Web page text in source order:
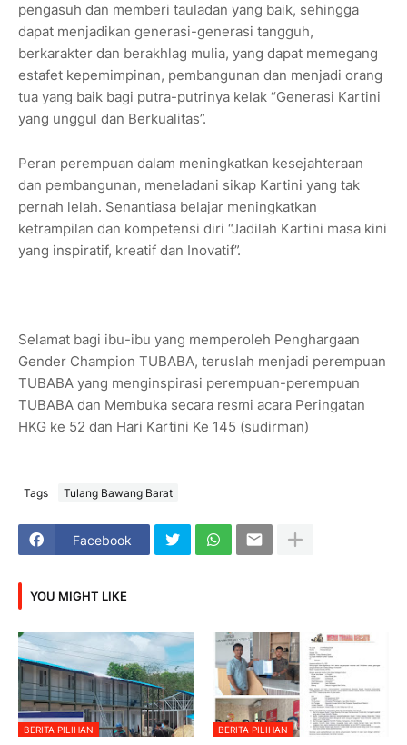
pengasuh dan memberi tauladan yang baik, sehingga
dapat menjadikan generasi-generasi tangguh,
berkarakter dan berakhlag mulia, yang dapat memegang
estafet kepemimpinan, pembangunan dan menjadi orang
tua yang baik bagi putra-putrinya kelak “Generasi Kartini
yang unggul dan Berkualitas”.
Peran perempuan dalam meningkatkan kesejahteraan
dan pembangunan, meneladani sikap Kartini yang tak
pernah lelah. Senantiasa belajar meningkatkan
ketrampilan dan kompetensi diri “Jadilah Kartini masa kini
yang inspiratif, kreatif dan Inovatif”.
Selamat bagi ibu-ibu yang memperoleh Penghargaan
Gender Champion TUBABA, teruslah menjadi perempuan
TUBABA yang menginspirasi perempuan-perempuan
TUBABA dan Membuka secara resmi acara Peringatan
HKG ke 52 dan Hari Kartini Ke 145 (sudirman)
Tags Tulang Bawang Barat
Facebook
YOU MIGHT LIKE
BERITA PILIHAN BERITA PILIHAN